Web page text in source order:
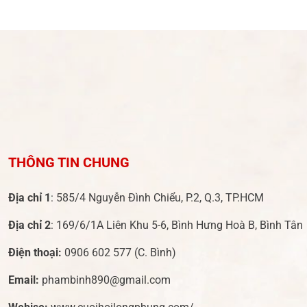
mà
THÔNG TIN CHUNG
Địa chỉ 1: 585/4 Nguyễn Đình Chiểu, P.2, Q.3, TP.HCM
Địa chỉ 2: 169/6/1A Liên Khu 5-6, Bình Hưng Hoà B, Bình Tân
Điện thoại: 0906 602 577 (C. Bình)
Email: phambinh890@gmail.com